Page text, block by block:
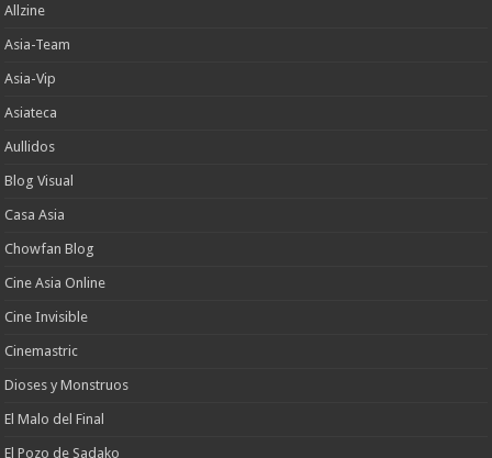
Allzine
Asia-Team
Asia-Vip
Asiateca
Aullidos
Blog Visual
Casa Asia
Chowfan Blog
Cine Asia Online
Cine Invisible
Cinemastric
Dioses y Monstruos
El Malo del Final
El Pozo de Sadako